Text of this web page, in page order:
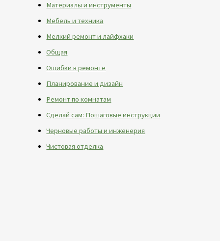
Материалы и инструменты
Мебель и техника
Мелкий ремонт и лайфхаки
Общая
Ошибки в ремонте
Планирование и дизайн
Ремонт по комнатам
Сделай сам: Пошаговые инструкции
Черновые работы и инженерия
Чистовая отделка